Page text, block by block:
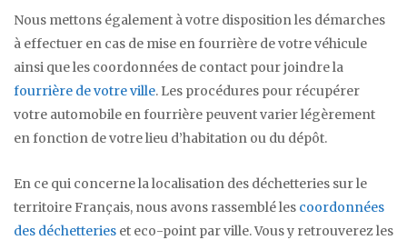
Nous mettons également à votre disposition les démarches
à effectuer en cas de mise en fourrière de votre véhicule
ainsi que les coordonnées de contact pour joindre la
fourrière de votre ville. Les procédures pour récupérer
votre automobile en fourrière peuvent varier légèrement
en fonction de votre lieu d’habitation ou du dépôt.
En ce qui concerne la localisation des déchetteries sur le
territoire Français, nous avons rassemblé les coordonnées
des déchetteries et eco-point par ville. Vous y retrouverez les